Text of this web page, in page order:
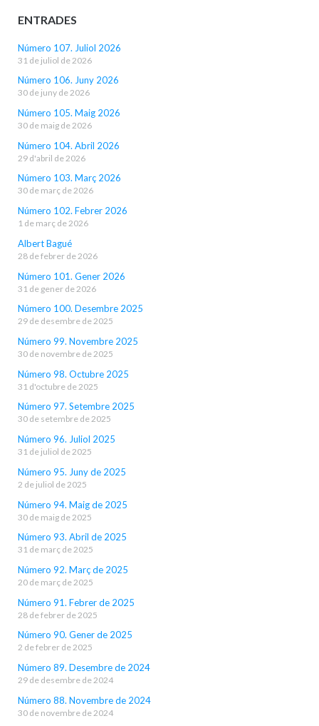
ENTRADES
Número 107. Juliol 2026
31 de juliol de 2026
Número 106. Juny 2026
30 de juny de 2026
Número 105. Maig 2026
30 de maig de 2026
Número 104. Abril 2026
29 d'abril de 2026
Número 103. Març 2026
30 de març de 2026
Número 102. Febrer 2026
1 de març de 2026
Albert Bagué
28 de febrer de 2026
Número 101. Gener 2026
31 de gener de 2026
Número 100. Desembre 2025
29 de desembre de 2025
Número 99. Novembre 2025
30 de novembre de 2025
Número 98. Octubre 2025
31 d'octubre de 2025
Número 97. Setembre 2025
30 de setembre de 2025
Número 96. Juliol 2025
31 de juliol de 2025
Número 95. Juny de 2025
2 de juliol de 2025
Número 94. Maig de 2025
30 de maig de 2025
Número 93. Abril de 2025
31 de març de 2025
Número 92. Març de 2025
20 de març de 2025
Número 91. Febrer de 2025
28 de febrer de 2025
Número 90. Gener de 2025
2 de febrer de 2025
Número 89. Desembre de 2024
29 de desembre de 2024
Número 88. Novembre de 2024
30 de novembre de 2024